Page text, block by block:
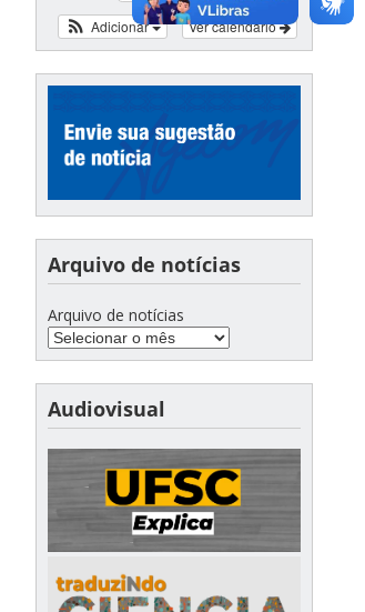
Ver calendário
Adicionar
Arquivo de notícias
Arquivo de notícias
Audiovisual